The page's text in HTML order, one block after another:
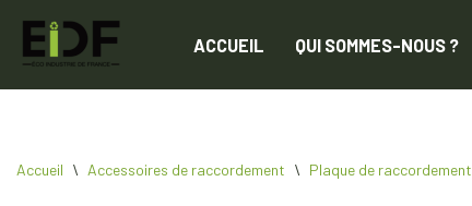
Aller
au
ACCUEIL QUI SOMMES-NOUS ?
Accueil \ Accessoires de raccordement \ Plaque de raccordement